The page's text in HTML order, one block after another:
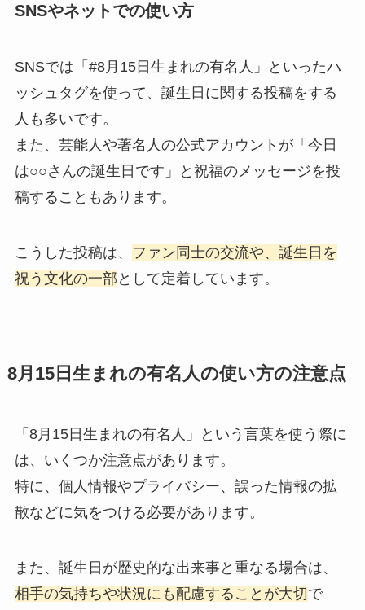
SNSやネットでの使い方
SNSでは「#8月15日生まれの有名人」といったハ
ッシュタグを使って、誕生日に関する投稿をする
人も多いです。
また、芸能人や著名人の公式アカウントが「今日
は○○さんの誕生日です」と祝福のメッセージを投
稿することもあります。
こうした投稿は、
ファン同士の交流や、誕生日を
祝う文化の一部 として定着しています。
8月15日生まれの有名人の使い方の注意点
「8月15日生まれの有名人」という言葉を使う際に
は、いくつか注意点があります。
特に、個人情報やプライバシー、誤った情報の拡
散などに気をつける必要があります。
また、誕生日が歴史的な出来事と重なる場合は、
相手の気持ちや状況にも配慮することが大切で